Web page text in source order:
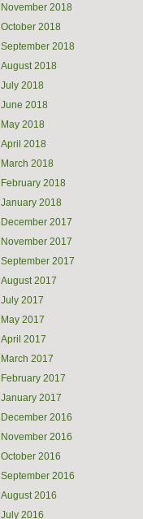
November 2018
October 2018
September 2018
August 2018
July 2018
June 2018
May 2018
April 2018
March 2018
February 2018
January 2018
December 2017
November 2017
September 2017
August 2017
July 2017
May 2017
April 2017
March 2017
February 2017
January 2017
December 2016
November 2016
October 2016
September 2016
August 2016
July 2016